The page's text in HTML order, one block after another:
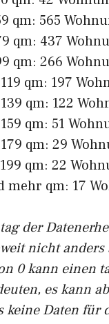
qm: 565
qm: 437
qm: 266
qm: 197
qm: 122
qm: 51
qm: 29
qm: 22
mehr qm: 17
der
nicht anders
0 kann einen
es kann
keine Daten für